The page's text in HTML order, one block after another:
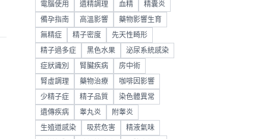
電腦使用 遺精調理 血精 精囊炎
備孕指南 高溫影響 藥物影響生育
無精症 精子密度 先天性畸形
精子過多症 黑色水果 泌尿系統感染
症狀識別 腎臟疾病 房中術
腎虛調理 藥物治療 咖啡因影響
少精子症 精子品質 染色體異常
遺傳疾病 睾丸炎 附睾炎
生殖道感染 吸菸危害 精液氣味